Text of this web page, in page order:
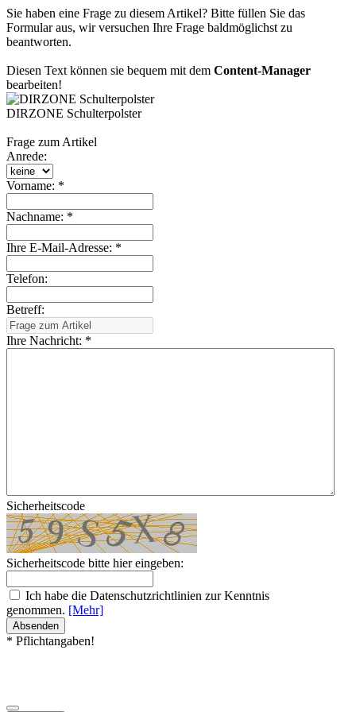
Sie haben eine Frage zu diesem Artikel? Bitte füllen Sie das
Formular aus, wir versuchen Ihre Frage baldmöglichst zu
beantworten.
Diesen Text können sie bequem mit dem Content-Manager
bearbeiten!
DIRZONE Schulterpolster
Frage zum Artikel
Anrede:
Vorname: *
Nachname: *
Ihre E-Mail-Adresse: *
Telefon:
Betreff:
Ihre Nachricht: *
Sicherheitscode
Sicherheitscode bitte hier eingeben:
Ich habe die Datenschutzrichtlinien zur Kenntnis
genommen. [Mehr]
Absenden
* Pflichtangaben!